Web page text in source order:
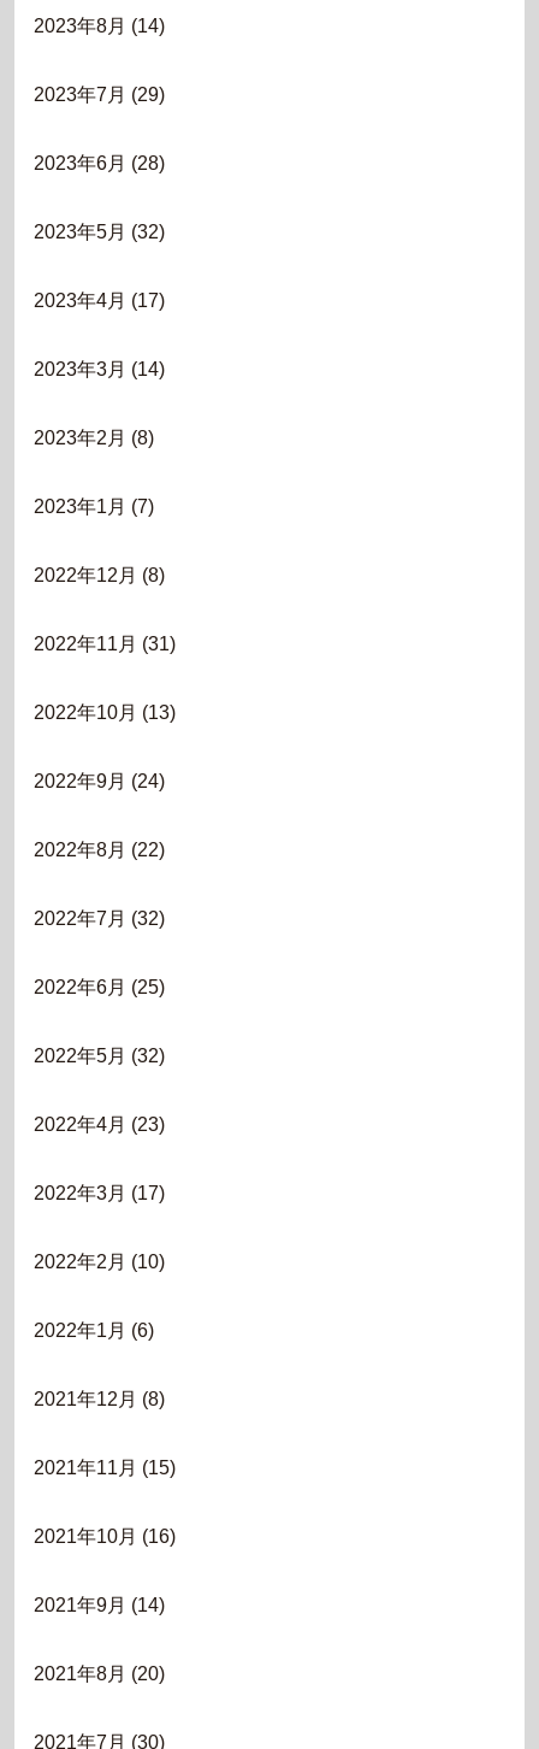
2023年8月 (14)
2023年7月 (29)
2023年6月 (28)
2023年5月 (32)
2023年4月 (17)
2023年3月 (14)
2023年2月 (8)
2023年1月 (7)
2022年12月 (8)
2022年11月 (31)
2022年10月 (13)
2022年9月 (24)
2022年8月 (22)
2022年7月 (32)
2022年6月 (25)
2022年5月 (32)
2022年4月 (23)
2022年3月 (17)
2022年2月 (10)
2022年1月 (6)
2021年12月 (8)
2021年11月 (15)
2021年10月 (16)
2021年9月 (14)
2021年8月 (20)
2021年7月 (30)